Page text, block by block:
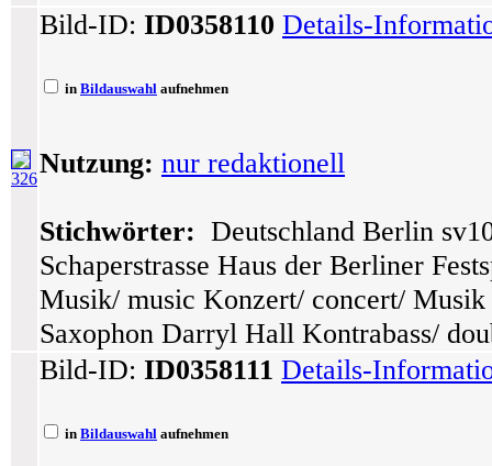
326
Bild-ID: ID0358110 Details-
in Bildauswahl aufnehmen
Nutzung: nur redaktionell
Stichwörter: Deutschland Berlin
Schaperstrasse Haus der Berliner
Musik/ music Konzert/ concert/
Saxophon Darryl Hall Kontrabass/
Bild-ID: ID0358111 Details-
in Bildauswahl aufnehmen